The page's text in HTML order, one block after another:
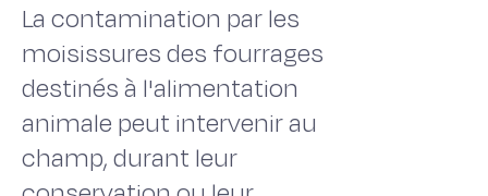
La contamination par les
moisissures des fourrages
destinés à l'alimentation
animale peut intervenir au
champ, durant leur